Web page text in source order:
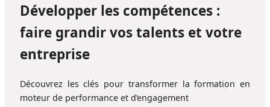
Développer les compétences :
faire grandir vos talents et votre
entreprise
Découvrez les clés pour transformer la formation en
moteur de performance et d’engagement